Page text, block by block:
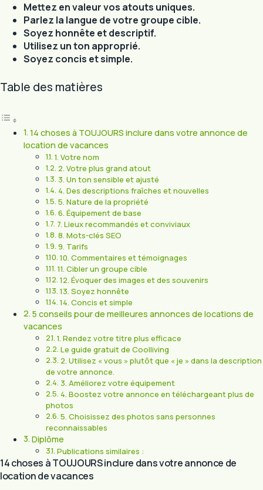
Mettez en valeur vos atouts uniques.
Parlez la langue de votre groupe cible.
Soyez honnête et descriptif.
Utilisez un ton approprié.
Soyez concis et simple.
Table des matières
14 choses à TOUJOURS inclure dans votre annonce de
location de vacances
1. Votre nom
2. Votre plus grand atout
3. Un ton sensible et ajusté
4. Des descriptions fraîches et nouvelles
5. Nature de la propriété
6. Équipement de base
7. Lieux recommandés et conviviaux
8. Mots-clés SEO
9. Tarifs
10. Commentaires et témoignages
11. Cibler un groupe cible
12. Évoquer des images et des souvenirs
13. Soyez honnête
14. Concis et simple
5 conseils pour de meilleures annonces de locations de
vacances
1. Rendez votre titre plus efficace
Le guide gratuit de Coolliving
2. Utilisez « vous » plutôt que « je » dans la description
de votre annonce.
3. Améliorez votre équipement
4. Boostez votre annonce en téléchargeant plus de
photos
5. Choisissez des photos sans personnes
reconnaissables
Diplôme
Publications similaires :
14 choses à TOUJOURS inclure dans votre annonce de
location de vacances